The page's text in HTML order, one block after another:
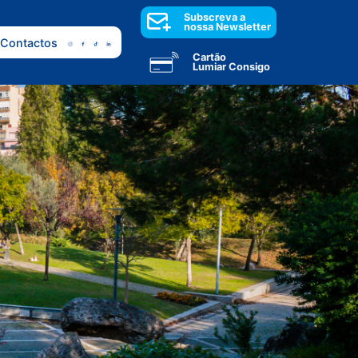
Contactos
Subscreva a
nossa Newsletter
Cartão
Lumiar Consigo